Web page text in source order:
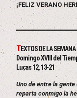
¡FELIZ VERANO
TEXTOS DE LA SEMANA
Domingo XVIII del
Lucas 12, 13-21
Uno de entre la
reparta conmigo la